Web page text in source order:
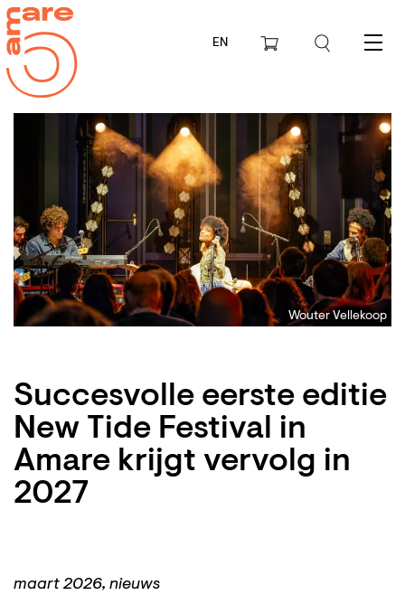
EN Menu
Wouter Vellekoop
Succesvolle eerste editie
New Tide Festival in
Amare krijgt vervolg in
2027
maart 2026, nieuws